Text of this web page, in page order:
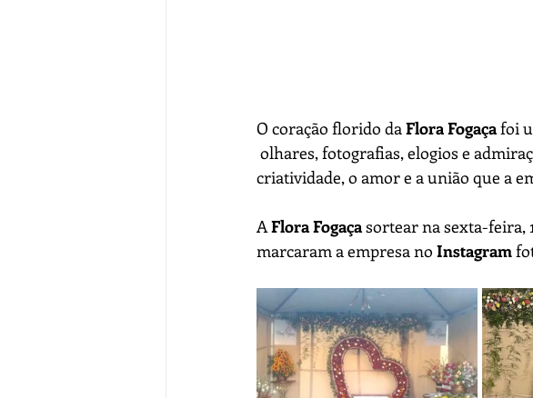
O coração florido da Flora Fogaça foi
olhares, fotografias, elogios e
criatividade, o amor e a união que a
A Flora Fogaça sortear na sexta-feira,
marcaram a empresa no Instagram